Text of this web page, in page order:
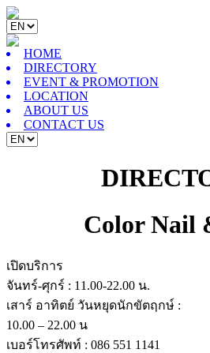
HOME
DIRECTORY
EVENT & PROMOTION
LOCATION
ABOUT US
CONTACT US
Color Nail
เปิดบริการ
จันทร์-ศุกร์ : 11.00-22.00 น.
เสาร์ อาทิตย์ วันหยุดนักขัตฤกษ์ :
10.00 – 22.00 น
เบอร์โทรศัพท์ : 086 551 1141